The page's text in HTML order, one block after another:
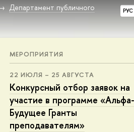
РУС
Департамент публичного
МЕРОПРИЯТИЯ
22 ИЮЛЯ – 25 АВГУСТА
Конкурсный отбор заявок на
участие в программе «Альфа-
Будущее Гранты
преподавателям»